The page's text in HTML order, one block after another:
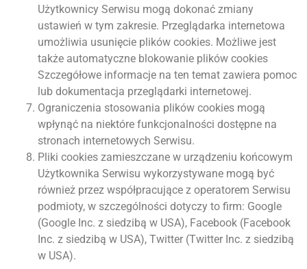
Użytkownicy Serwisu mogą dokonać zmiany
ustawień w tym zakresie. Przeglądarka internetowa
umożliwia usunięcie plików cookies. Możliwe jest
także automatyczne blokowanie plików cookies
Szczegółowe informacje na ten temat zawiera pomoc
lub dokumentacja przeglądarki internetowej.
Ograniczenia stosowania plików cookies mogą
wpłynąć na niektóre funkcjonalności dostępne na
stronach internetowych Serwisu.
Pliki cookies zamieszczane w urządzeniu końcowym
Użytkownika Serwisu wykorzystywane mogą być
również przez współpracujące z operatorem Serwisu
podmioty, w szczególności dotyczy to firm: Google
(Google Inc. z siedzibą w USA), Facebook (Facebook
Inc. z siedzibą w USA), Twitter (Twitter Inc. z siedzibą
w USA).